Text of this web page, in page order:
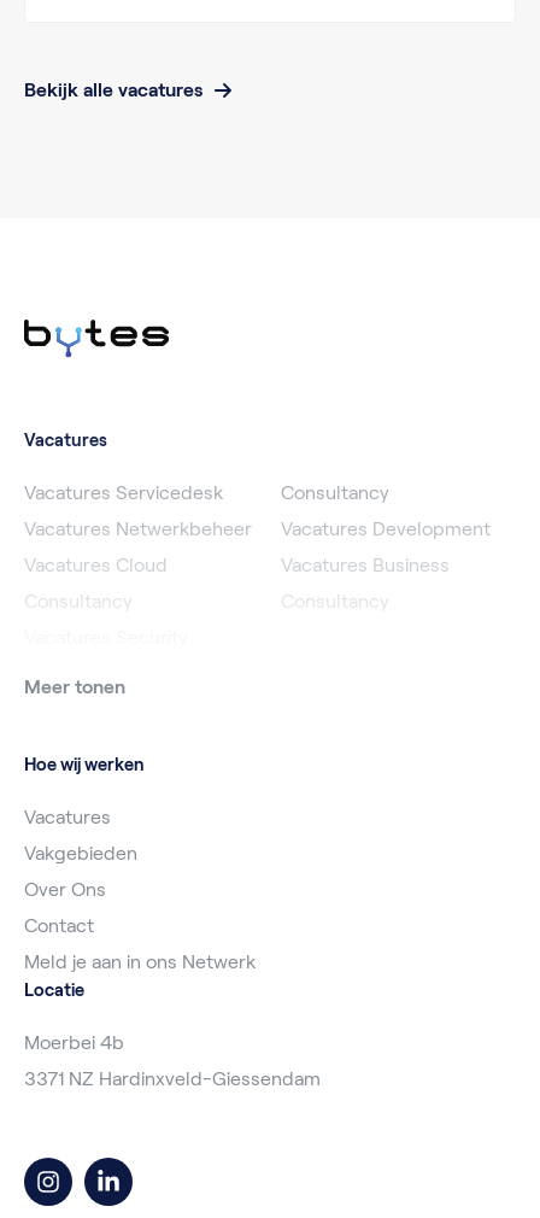
Bekijk alle vacatures
Vacatures
Vacatures Servicedesk
Vacatures Netwerkbeheer
Vacatures Cloud
Consultancy
Consultancy
Vacatures Development
Vacatures Business
Consultancy
Meer tonen
Hoe wij werken
Vacatures
Vakgebieden
Over Ons
Contact
Meld je aan in ons Netwerk
Locatie
Moerbei 4b
3371 NZ Hardinxveld-Giessendam